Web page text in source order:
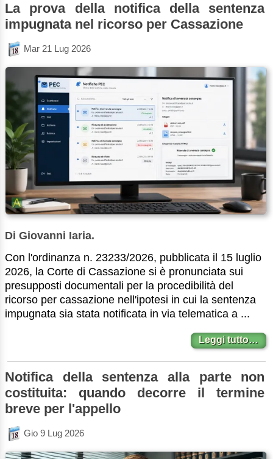
La prova della notifica della sentenza
impugnata nel ricorso per Cassazione
Mar 21 Lug 2026
Di Giovanni Iaria.
Con l'ordinanza n. 23233/2026, pubblicata il 15 luglio
2026, la Corte di Cassazione si è pronunciata sui
presupposti documentali per la procedibilità del
ricorso per cassazione nell'ipotesi in cui la sentenza
impugnata sia stata notificata in via telematica a ...
Leggi tutto…
Notifica della sentenza alla parte non
costituita: quando decorre il termine
breve per l'appello
Gio 9 Lug 2026